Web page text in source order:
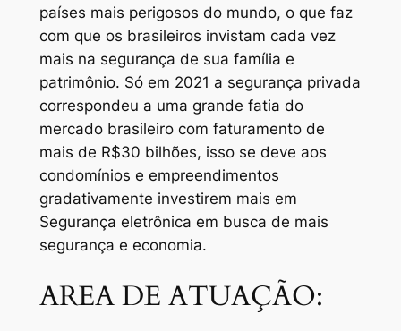
países mais perigosos do mundo, o que faz
com que os brasileiros invistam cada vez
mais na segurança de sua família e
patrimônio. Só em 2021 a segurança privada
correspondeu a uma grande fatia do
mercado brasileiro com faturamento de
mais de R$30 bilhões, isso se deve aos
condomínios e empreendimentos
gradativamente investirem mais em
Segurança eletrônica em busca de mais
segurança e economia.
AREA DE ATUAÇÃO: